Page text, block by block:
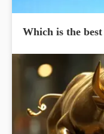
Which is the